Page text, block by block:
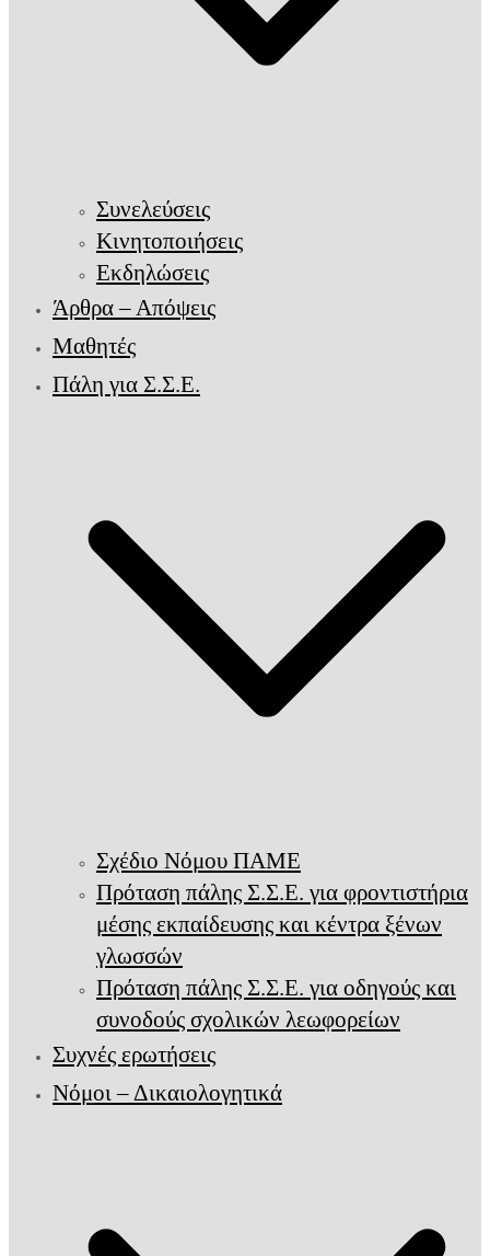
Συνελεύσεις
Κινητοποιήσεις
Εκδηλώσεις
Άρθρα – Απόψεις
Μαθητές
Πάλη για Σ.Σ.Ε.
Σχέδιο Νόμου ΠΑΜΕ
Πρόταση πάλης Σ.Σ.Ε. για φροντιστήρια
μέσης εκπαίδευσης και κέντρα ξένων
γλωσσών
Πρόταση πάλης Σ.Σ.Ε. για οδηγούς και
συνοδούς σχολικών λεωφορείων
Συχνές ερωτήσεις
Νόμοι – Δικαιολογητικά